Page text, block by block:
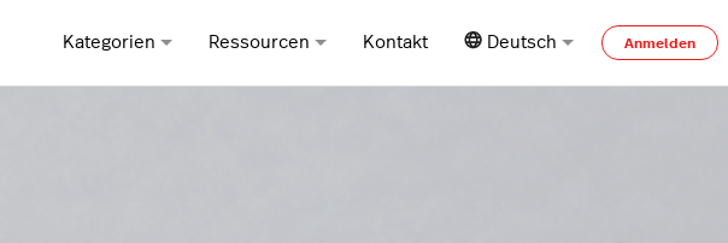
Kategorien Ressourcen Kontakt Deutsch Anmelden